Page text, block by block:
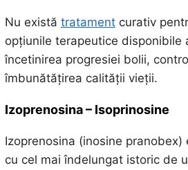
Nu există tratamentcurativ
opțiunile terapeutice disponibile
încetinirea progresiei bolii,
îmbunătățirea calității vieții.
Izoprenosina – Isoprinosine
Izoprenosina (inosine
cu cel mai îndelungat istoric de